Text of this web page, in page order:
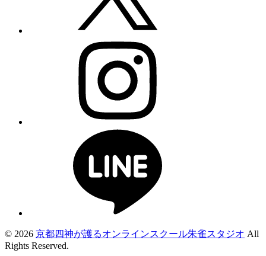
© 2026 京都四神が護るオンラインスクール朱雀スタジオ All
Rights Reserved.